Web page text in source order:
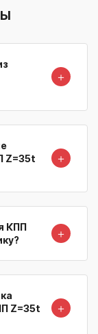
＋
Z=35t
＋
КПП
＋
Z=35t
＋